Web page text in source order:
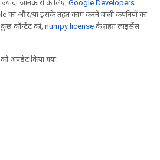
जानकारी के लिए, Google Developers
का और/या इसके तहत काम करने वाली कंपनियों का
कुछ कॉन्टेंट को, numpy license के तहत लाइसेंस
अपडेट किया गया.